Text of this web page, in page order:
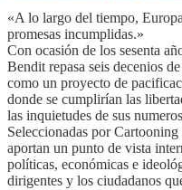
«A lo largo del tiempo,
promesas incumplidas.»
Con ocasión de los sesenta
Bendit repasa seis decenios
como un proyecto de
donde se cumplirían las
las inquietudes de sus
Seleccionadas por
aportan un punto de vista
políticas, económicas e
dirigentes y los ciudadanos